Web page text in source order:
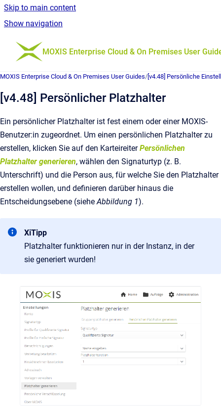
Skip to main content
Show navigation
Go to homepage
MOXIS Enterprise Cloud & On Premises User
MOXIS Enterprise Cloud & On Premises User Guides/ [v4.48] Persönliche
[v4.48] Persönlicher Platzhalter
Ein persönlicher Platzhalter ist fest einem oder einer MOXIS-
Benutzer:in zugeordnet. Um einen persönlichen Platzhalter zu
erstellen, klicken Sie auf den KarteireiterPersönlichen
Platzhalter generieren, wählen den Signaturtyp (z. B.
Unterschrift) und die Person aus, für welche Sie den Platzhalter
erstellen wollen, und definieren darüber hinaus die
Entscheidungsebene (sieheAbbildung 1).
XiTipp
Platzhalter funktionieren nur in der Instanz, in der
sie generiert wurden!